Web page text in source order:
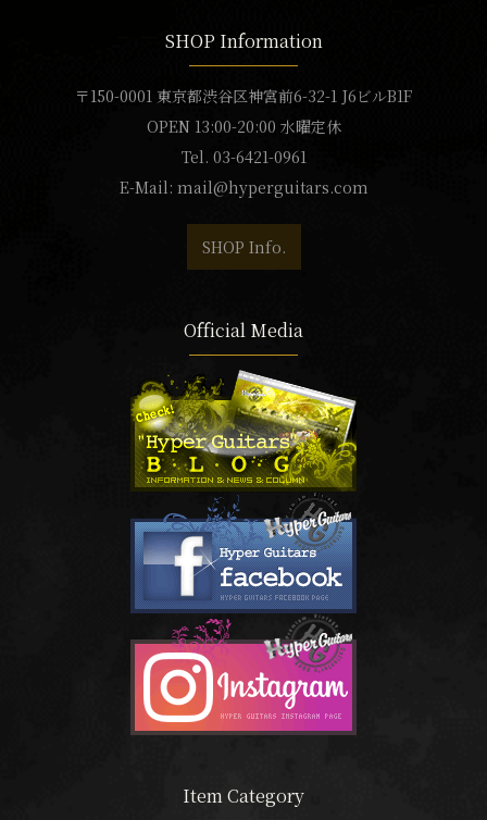
SHOP Information
〒150-0001 東京都渋谷区神宮前6-32-1 J6ビルB1F
OPEN 13:00-20:00 水曜定休
Tel. 03-6421-0961
E-Mail: mail@hyperguitars.com
SHOP Info.
Official Media
Item Category